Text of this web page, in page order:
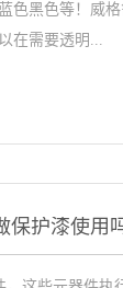
色黑色等！威
在需要透明...
护漆使用